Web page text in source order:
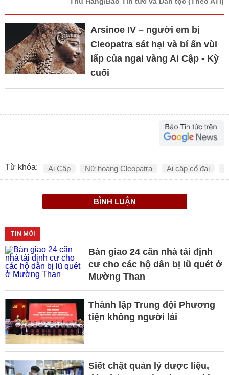
Arsinoe IV – người em bị
Cleopatra sát hại và bí ẩn vùi
lấp của ngai vàng Ai Cập - Kỳ
cuối
Từ khóa: Ai Cập Nữ hoàng Cleopatra Ai cập cổ đại
BÌNH LUẬN
TIN MỚI
Bàn giao 24 căn nhà tái định
cư cho các hộ dân bị lũ quét ở
Mường Than
Thành lập Trung đội Phương
tiện không người lái
Siết chặt quản lý dược liệu,